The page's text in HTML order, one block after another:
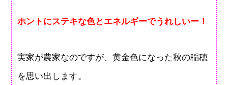
ホントにステキな色とエネルギーでうれしいー！
実家が農家なのですが、黄金色になった秋の稲穂
を思い出します。